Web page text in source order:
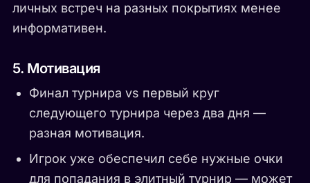
личных встреч на разных покрытиях менее
информативен.
5. Мотивация
Финал турнира vs первый круг
следующего турнира через два дня —
разная мотивация.
Игрок уже обеспечил себе нужные очки
для попадания в элитный турнир — может